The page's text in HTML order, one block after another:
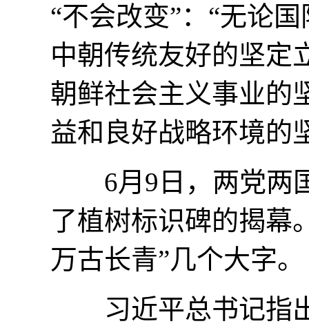
“不会改变”：“无论
中朝传统友好的坚定
朝鲜社会主义事业的
益和良好战略环境的
6月9日，两党两国
了植树标识碑的揭幕
万古长青”几个大字。
习近平总书记指出